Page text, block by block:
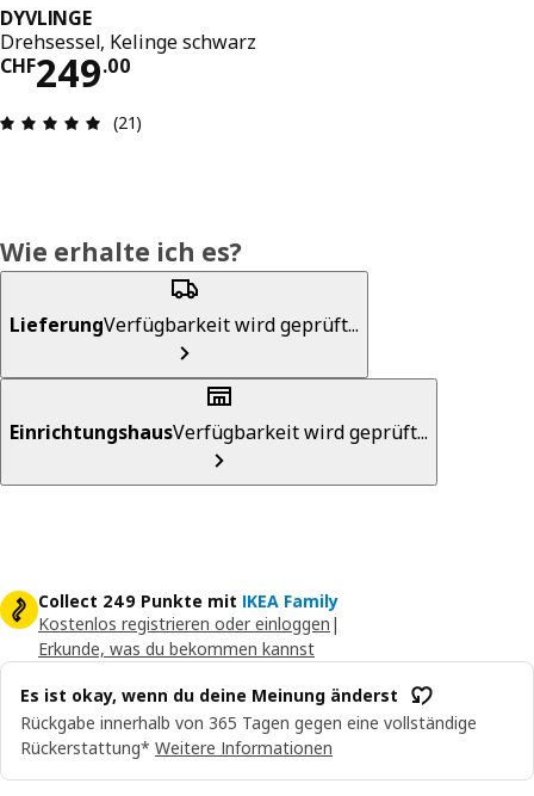
DYVLINGE
Drehsessel, Kelinge schwarz
CHF249.00
Preis CHF 249.00
Bewertung: 4.9 von 5 Sterne Anzahl der
(21)
Wie erhalte ich es?
LieferungVerfügbarkeit wird geprüft...
EinrichtungshausVerfügbarkeit wird geprüft...
Collect 249 Punkte mit IKEA Family
Kostenlos registrieren oder einloggen |
Erkunde, was du bekommen kannst
Es ist okay, wenn du deine Meinung änderst
Rückgabe innerhalb von 365 Tagen gegen eine vollständige
Rückerstattung* Weitere Informationen